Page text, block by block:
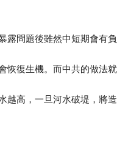
露問題後雖然中短期會有負
恢復生機。而中共的做法就
越高，一旦河水破堤，將造